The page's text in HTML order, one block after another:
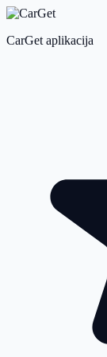
CarGet aplikacija